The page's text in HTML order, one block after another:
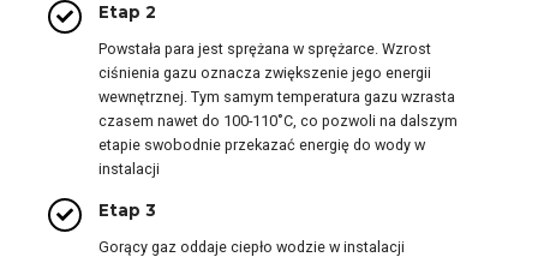
Etap 2
Powstała para jest sprężana w sprężarce. Wzrost
ciśnienia gazu oznacza zwiększenie jego energii
wewnętrznej. Tym samym temperatura gazu wzrasta
czasem nawet do 100-110˚C, co pozwoli na dalszym
etapie swobodnie przekazać energię do wody w
instalacji
Etap 3
Gorący gaz oddaje ciepło wodzie w instalacji